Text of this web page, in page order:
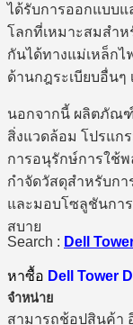
ได้รับการออกแบบแ
โลกที่เหมาะสมสำ
กันได้ทางแม่เหล็ก
ด้านกฎระเบียบอื่นๆ
นอกจากนี้ ผลิตภัณฑ์
สิ่งแวดล้อม โปรแก
การอนุรักษ์การใช้
กำจัดวัสดุสำหรับก
และมอบโซลูชันกา
สบาย
Search : Dell
หาซื้อ Dell Tower
จำหน่าย
สามารถช้อปสินค้า